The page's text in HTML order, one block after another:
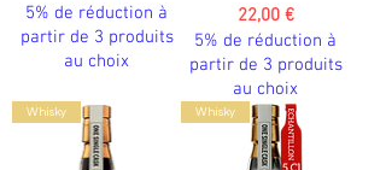
5% de réduction à
partir de 3 produits
au choix
Prix
22,00 €
5% de réduction à
partir de 3 produits
au choix
Whisky Whisky